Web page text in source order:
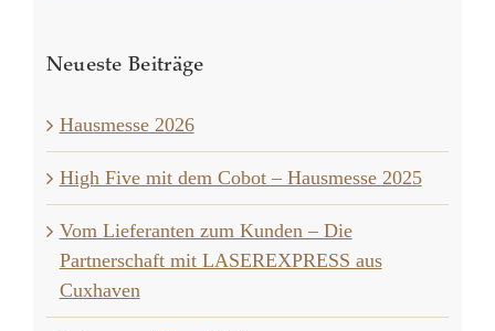
Neueste Beiträge
Hausmesse 2026
High Five mit dem Cobot – Hausmesse 2025
Vom Lieferanten zum Kunden – Die
Partnerschaft mit LASEREXPRESS aus
Cuxhaven